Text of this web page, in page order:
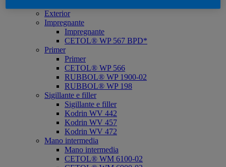
Exterior
Impregnante
Impregnante
CETOL® WP 567 BPD*
Primer
Primer
CETOL® WP 566
RUBBOL® WP 1900-02
RUBBOL® WP 198
Sigillante e filler
Sigillante e filler
Kodrin WV 442
Kodrin WV 457
Kodrin WV 472
Mano intermedia
Mano intermedia
CETOL® WM 6100-02